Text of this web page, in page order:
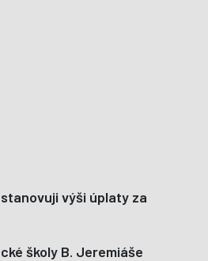
výši úplaty za
školy B. Jeremiáše